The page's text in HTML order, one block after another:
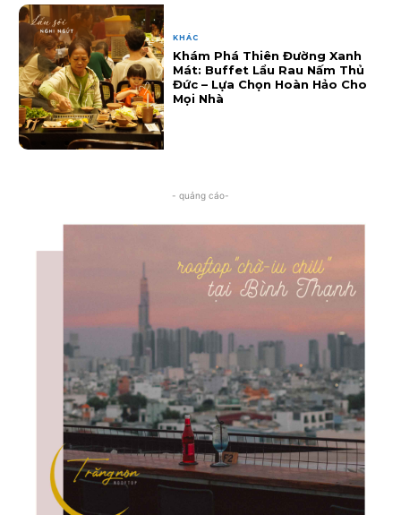
KHÁC
Khám Phá Thiên Đường Xanh
Mát: Buffet Lẩu Rau Nấm Thủ
Đức – Lựa Chọn Hoàn Hảo Cho
Mọi Nhà
- quảng cáo-